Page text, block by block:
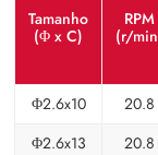
Tamanho
(Φ x C)
RPM
(r/
Φ2.6x10 20.8
Φ2.6x13
20.8